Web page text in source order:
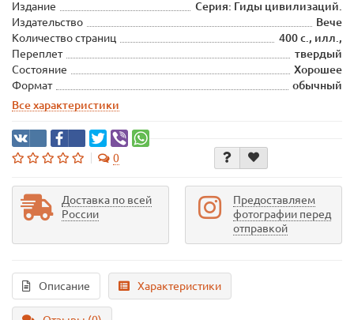
Издание
Серия: Гиды цивилизаций.
Издательство
Вече
Количество страниц
400 с., илл.,
Переплет
твердый
Состояние
Хорошее
Формат
обычный
Все характеристики
0
Доставка по всей
России
Предоставляем
фотографии перед
отправкой
Описание Характеристики